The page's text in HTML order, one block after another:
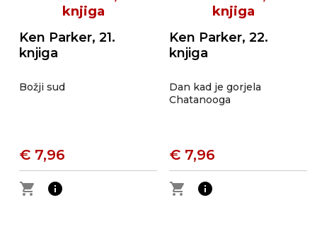
Ken Parker, 21.
knjiga
Božji sud
€ 7,96
shopping_cart
info
Ken Parker, 22.
knjiga
Dan kad je gorjela
Chatanooga
€ 7,96
shopping_cart
info